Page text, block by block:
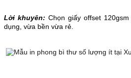
Lời khuyên: Chọn giấy offset
dụng, vừa bền vừa rẻ.